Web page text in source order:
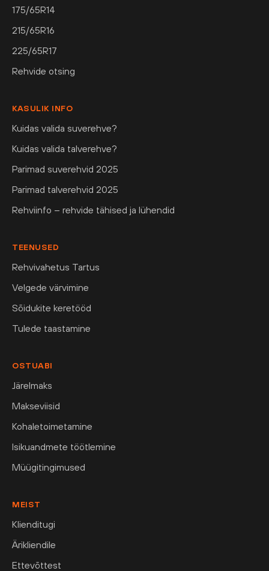
175/65R14
215/65R16
225/65R17
Rehvide otsing
KASULIK INFO
Kuidas valida suverehve?
Kuidas valida talverehve?
Parimad suverehvid 2025
Parimad talverehvid 2025
Rehviinfo – rehvide tähised ja lühendid
TEENUSED
Rehvivahetus Tartus
Velgede värvimine
Sõidukite keretööd
Tulede taastamine
OSTUABI
Järelmaks
Makseviisid
Kohaletoimetamine
Isikuandmete töötlemine
Müügitingimused
MEIST
Klienditugi
Ärikliendile
Ettevõttest